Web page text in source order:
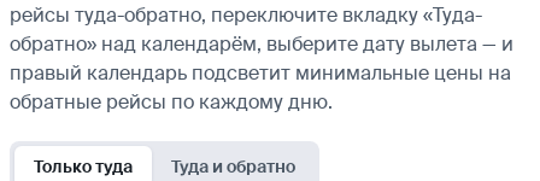
рейсы туда-обратно, переключите вкладку «Туда-
обратно» над календарём, выберите дату вылета — и
правый календарь подсветит минимальные цены на
обратные рейсы по каждому дню.
Только туда Туда и обратно